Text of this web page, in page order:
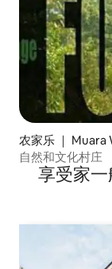
农家乐 ｜ Muara
自然和文化村庄
享受家